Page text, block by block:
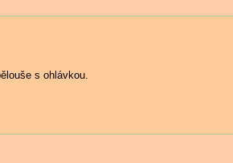
s ohlávkou.